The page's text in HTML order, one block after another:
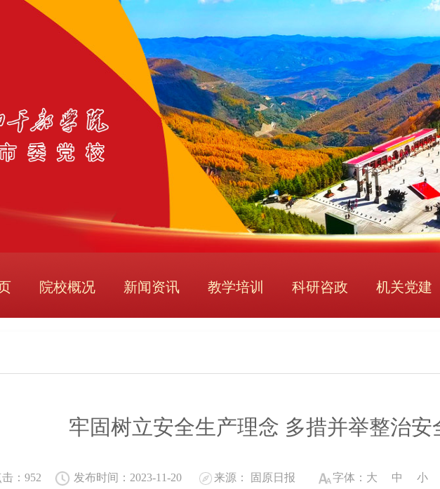
院校概况 新闻资讯 教学培训 科研咨政 机关党建
牢固树立安全生产理念 多措并举整治安
击：952 发布时间：2023-11-20 来源： 固原日报 字体： 大 中 小